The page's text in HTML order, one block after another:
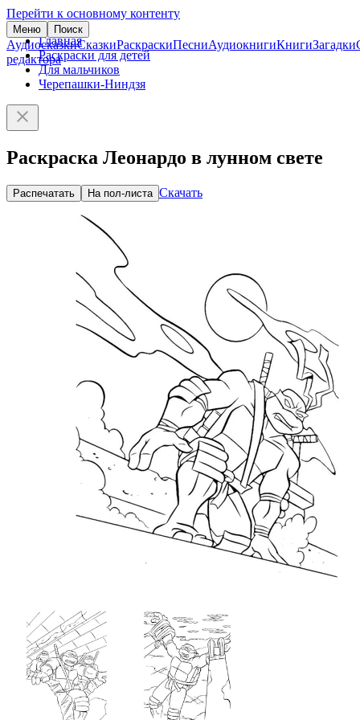
Перейти к основному контенту
Меню Поиск
АудиосказкиСказкиРаскраскиПесниАудиокнигиКнигиЗагадки
редактора
Главная
Раскраски для детей
Для мальчиков
Черепашки-Ниндзя
Раскраска Леонардо в лунном свете
Распечатать На пол-листа Скачать